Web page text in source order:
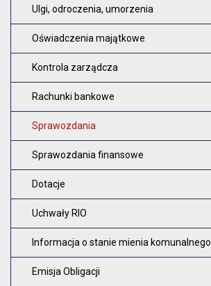
Ulgi, odroczenia, umorzenia
Oświadczenia majątkowe
Kontrola zarządcza
Rachunki bankowe
Sprawozdania
Sprawozdania finansowe
Dotacje
Uchwały RIO
Informacja o stanie mienia komunalnego
Emisja Obligacji